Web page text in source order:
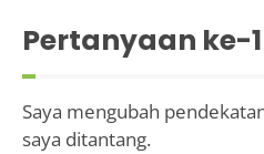
Pertanyaan ke-1
Saya mengubah
saya ditantang.